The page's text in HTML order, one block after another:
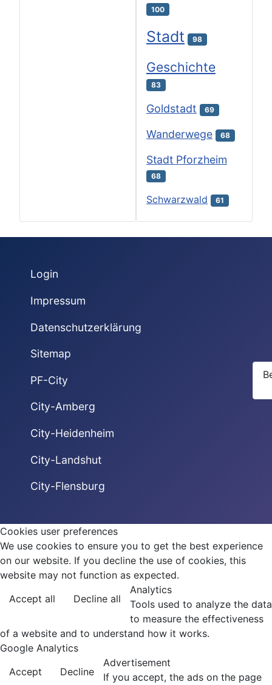
100
Stadt 98
Geschichte
83
Goldstadt 69
Wanderwege 68
Stadt Pforzheim
68
Schwarzwald 61
Login
Impressum
Datenschutzerklärung
Sitemap
PF-City
City-Amberg
City-Heidenheim
City-Landshut
City-Flensburg
Cookies user preferences
We use cookies to ensure you to get the best experience
on our website. If you decline the use of cookies, this
website may not function as expected.
Accept all
Decline all
Analytics
Tools used to analyze the data
to measure the effectiveness
of a website and to understand how it works.
Google Analytics
Accept
Decline
Advertisement
If you accept, the ads on the page